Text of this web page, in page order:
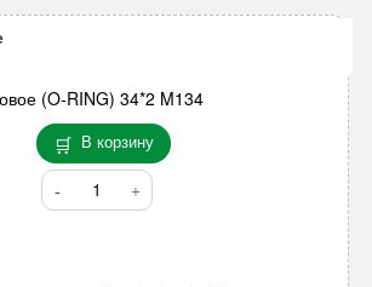
В корзину
Количество
товара